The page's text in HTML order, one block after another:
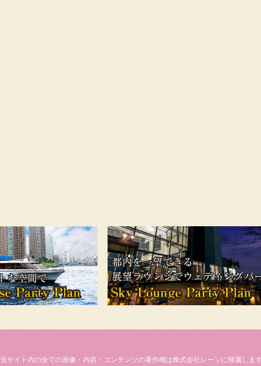
当サイト内の全ての画像・内容・コンテンツの著作権は株式会社レーンに帰属しま